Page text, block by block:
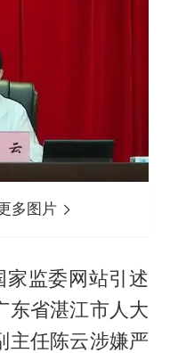
多图片
家监委网站引述
东省湛江市人大
主任陈云涉嫌严